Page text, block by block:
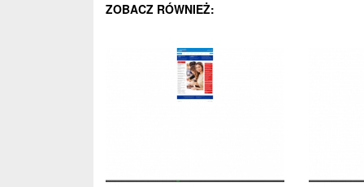
ZOBACZ RÓWNIEŻ: